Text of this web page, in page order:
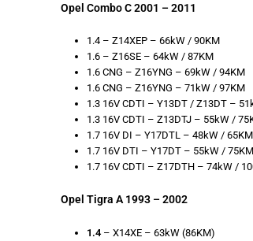
Opel Combo C 2001 – 2011
1.4 – Z14XEP – 66kW / 90KM
1.6 – Z16SE – 64kW / 87KM
1.6 CNG – Z16YNG – 69kW / 94KM
1.6 CNG – Z16YNG – 71kW / 97KM
1.3 16V CDTI – Y13DT / Z13DT –
1.3 16V CDTI – Z13DTJ – 55kW /
1.7 16V DI – Y17DTL – 48kW / 65KM
1.7 16V DTI – Y17DT – 55kW / 75KM
1.7 16V CDTI – Z17DTH – 74kW /
Opel Tigra A 1993 – 2002
1.4– X14XE – 63kW (86KM)